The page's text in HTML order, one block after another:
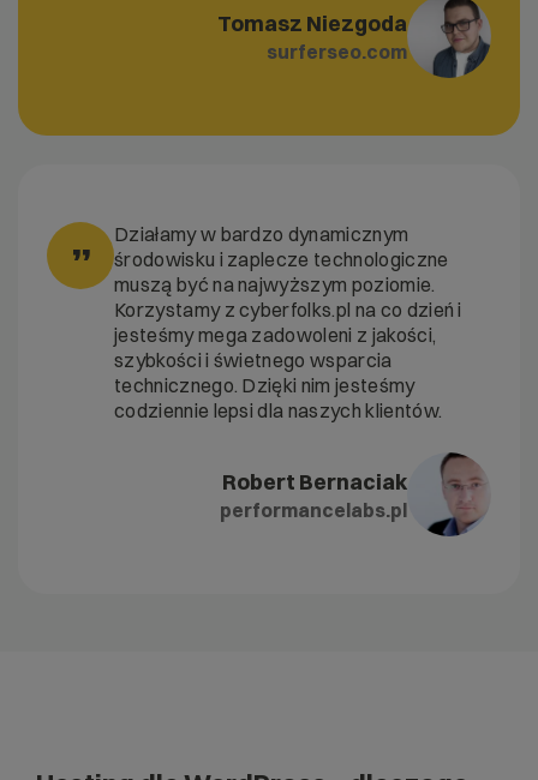
Tomasz Niezgoda
surferseo.com
”
Działamy w bardzo dynamicznym
środowisku i zaplecze technologiczne
muszą być na najwyższym poziomie.
Korzystamy z cyberfolks.pl na co dzień i
jesteśmy mega zadowoleni z jakości,
szybkości i świetnego wsparcia
technicznego. Dzięki nim jesteśmy
codziennie lepsi dla naszych klientów.
Robert Bernaciak
performancelabs.pl